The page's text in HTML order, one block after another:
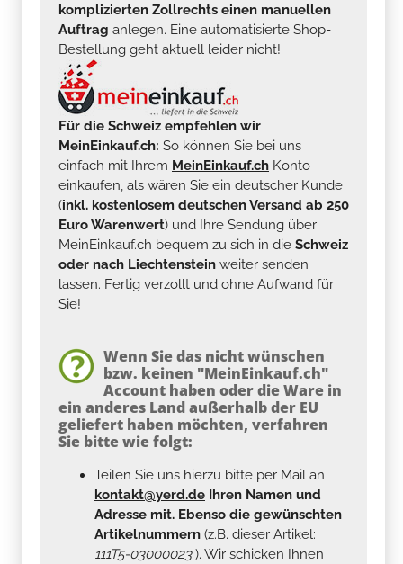
komplizierten Zollrechts einen manuellen
Auftrag anlegen. Eine automatisierte Shop-
Bestellung geht aktuell leider nicht!
Für die Schweiz empfehlen wir
MeinEinkauf.ch: So können Sie bei uns
einfach mit Ihrem MeinEinkauf.ch Konto
einkaufen, als wären Sie ein deutscher Kunde
(inkl. kostenlosem deutschen Versand ab 250
Euro Warenwert) und Ihre Sendung über
MeinEinkauf.ch bequem zu sich in die Schweiz
oder nach Liechtenstein weiter senden
lassen. Fertig verzollt und ohne Aufwand für
Sie!
Wenn Sie das nicht wünschen
bzw. keinen "MeinEinkauf.ch"
Account haben oder die Ware in
ein anderes Land außerhalb der EU
geliefert haben möchten, verfahren
Sie bitte wie folgt:
Teilen Sie uns hierzu bitte per Mail an
kontakt@yerd.de Ihren Namen und
Adresse mit. Ebenso die gewünschten
Artikelnummern (z.B. dieser Artikel:
111T5-03000023). Wir schicken Ihnen